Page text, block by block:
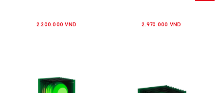
2.200.000 VND 2.970.000 VND